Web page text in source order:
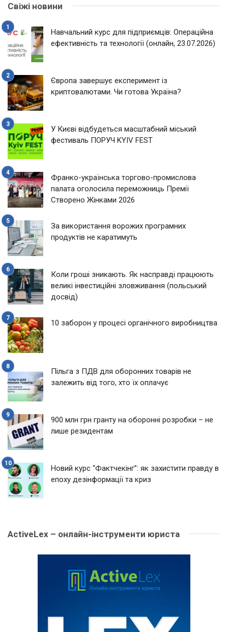
Свіжі новини
Навчальний курс для підприємців: Операційна
ефективність та технології (онлайн, 23.07.2026)
Європа завершує експеримент із
криптовалютами. Чи готова Україна?
У Києві відбудеться масштабний міський
фестиваль ПОРУЧ KYIV FEST
Франко-українська торгово-промислова
палата оголосила переможниць Премії
Створено Жінками 2026
За використання ворожих програмних
продуктів не каратимуть
Коли гроші зникають. Як насправді працюють
великі інвестиційні зловживання (польський
досвід)
10 заборон у процесі органічного виробництва
Пільга з ПДВ для оборонних товарів не
залежить від того, хто їх оплачує
900 млн грн гранту на оборонні розробки – не
лише резидентам
Новий курс “Фактчекінг”: як захистити правду в
епоху дезінформації та криз
ActiveLex – онлайн-інструменти юриста